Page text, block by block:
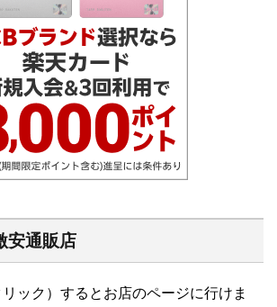
安通販店
ック）するとお店のページに行けま